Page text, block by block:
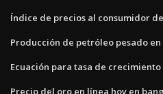
Índice de precios al consumidor
Producción de petróleo pesado en
Ecuación para tasa de
Precio del oro en línea hoy en